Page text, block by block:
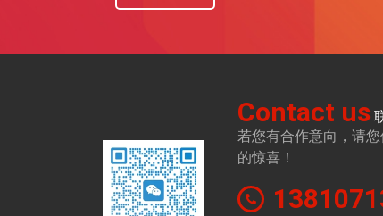
Contact us
若您有合作意向，请
的惊喜！